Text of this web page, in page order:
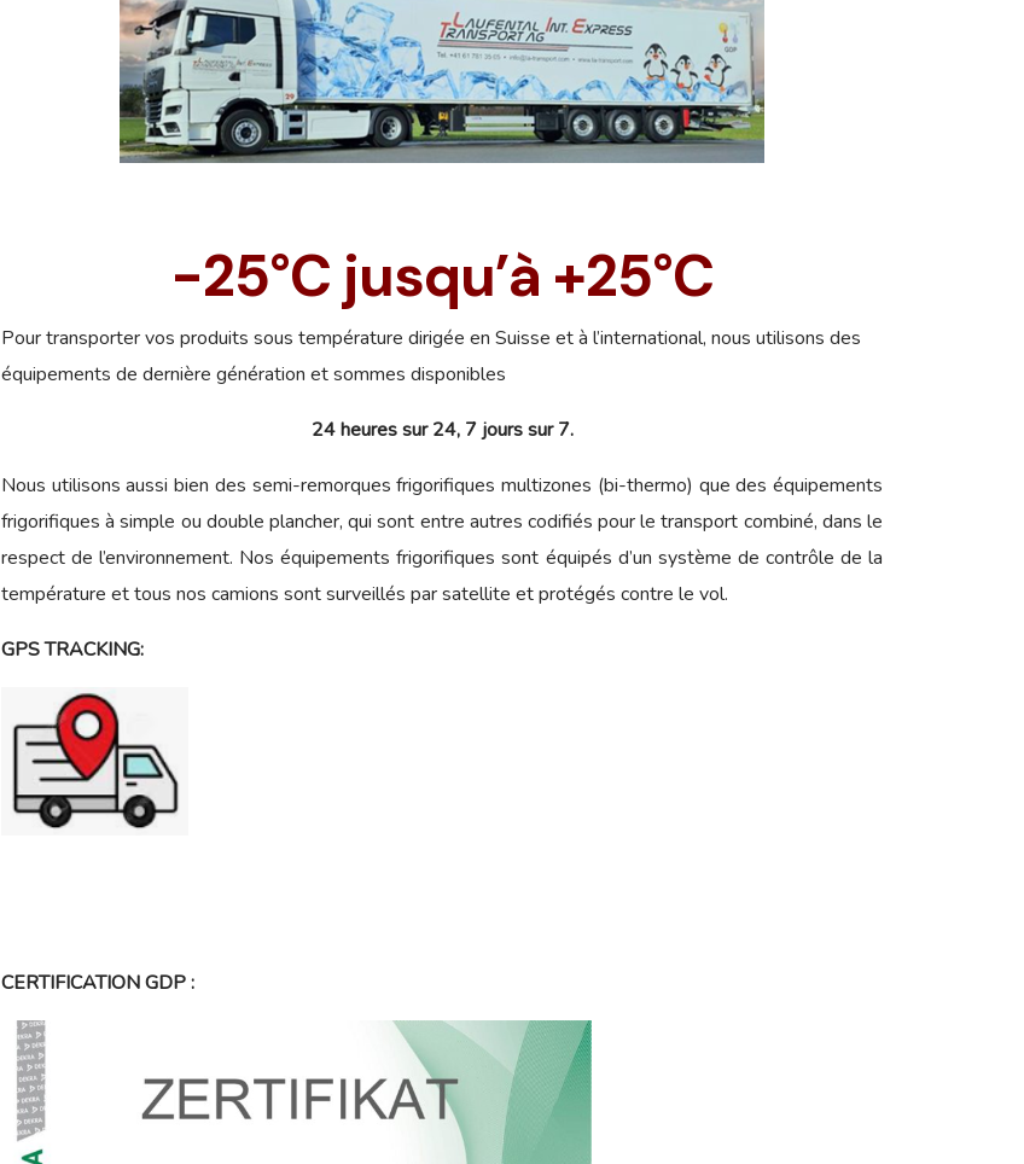
-25°C jusqu’à +25°C
Pour transporter vos produits sous température dirigée en Suisse et à l’international, nous utilisons des
équipements de dernière génération et sommes disponibles
24 heures sur 24, 7 jours sur 7.
Nous utilisons aussi bien des semi-remorques frigorifiques multizones (bi-thermo) que des équipements
frigorifiques à simple ou double plancher, qui sont entre autres codifiés pour le transport combiné, dans le
respect de l’environnement. Nos équipements frigorifiques sont équipés d’un système de contrôle de la
température et tous nos camions sont surveillés par satellite et protégés contre le vol.
GPS TRACKING:
CERTIFICATION GDP :